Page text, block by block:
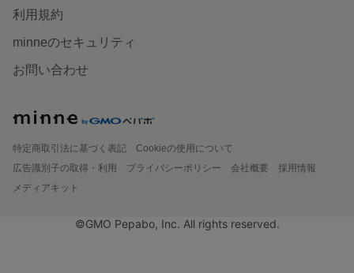
利用規約
minneのセキュリティ
お問い合わせ
特定商取引法に基づく表記
Cookieの使用について
広告識別子の取得・利用
プライバシーポリシー 会社概要
採用情報
メディアキット
©GMO Pepabo, Inc. All rights reserved.